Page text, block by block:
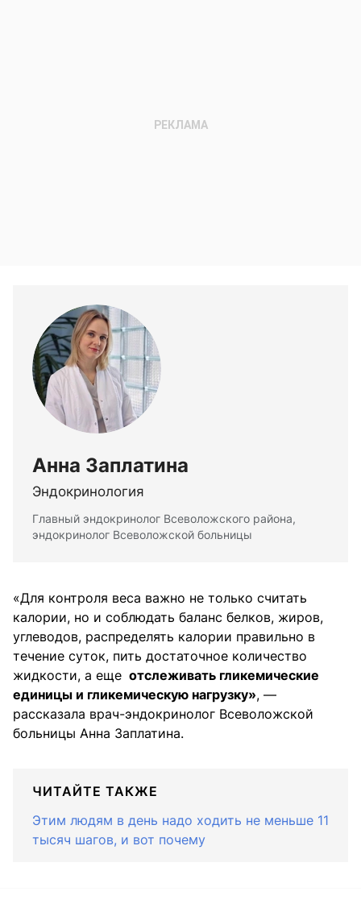
Анна Заплатина
Эндокринология
Главный эндокринолог Всеволожского района,
эндокринолог Всеволожской больницы
«Для контроля веса важно не только считать
калории, но и соблюдать баланс белков, жиров,
углеводов, распределять калории правильно в
течение суток, пить достаточное количество
жидкости, а еще отслеживать гликемические
единицы и гликемическую нагрузку», —
рассказала врач-эндокринолог Всеволожской
больницы Анна Заплатина.
ЧИТАЙТЕ ТАКЖЕ
Этим людям в день надо ходить не меньше 11
тысяч шагов, и вот почему